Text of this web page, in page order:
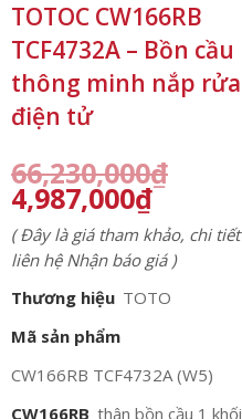
TOTOC CW166RB
TCF4732A – Bồn cầu
thông minh nắp rửa
điện tử
66,230,000₫
4,987,000₫
( Đây là giá tham khảo, chi tiết
liên hệ Nhận báo giá )
Thương hiệu TOTO
Mã sản phẩm
CW166RB TCF4732A (W5)
CW166RB thân bồn cầu 1 khối